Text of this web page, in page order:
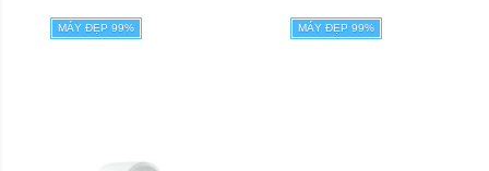
MÁY ĐẸP 99% MÁY ĐẸP 99%